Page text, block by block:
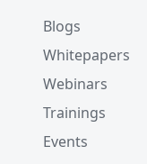
Blogs
Whitepapers
Webinars
Trainings
Events